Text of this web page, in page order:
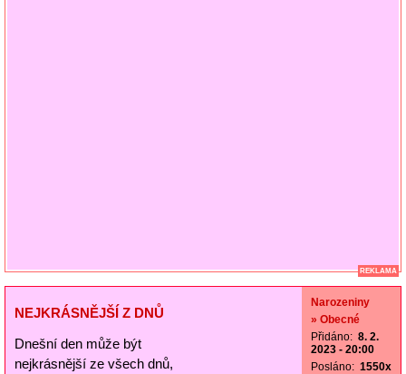
REKLAMA
NEJKRÁSNĚJŠÍ Z DNŮ
Dnešní den může být
nejkrásnější ze všech dnů,
Narozeniny
» Obecné
Přidáno: 8. 2.
2023 - 20:00
Posláno: 1550x